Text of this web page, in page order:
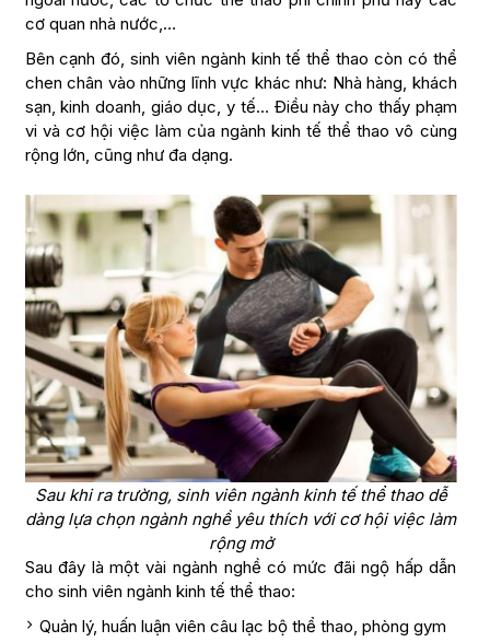
cơ quan nhà nước,…
Bên cạnh đó, sinh viên ngành kinh tế thể thao còn có thể
chen chân vào những lĩnh vực khác như: Nhà hàng, khách
sạn, kinh doanh, giáo dục, y tế… Điều này cho thấy phạm
vi và cơ hội việc làm của ngành kinh tế thể thao vô cùng
rộng lớn, cũng như đa dạng.
Sau khi ra trường, sinh viên ngành kinh tế thể thao dễ
dàng lựa chọn ngành nghề yêu thích với cơ hội việc làm
rộng mở
Sau đây là một vài ngành nghề có mức đãi ngộ hấp dẫn
cho sinh viên ngành kinh tế thể thao:
Quản lý, huấn luận viên câu lạc bộ thể thao, phòng gym